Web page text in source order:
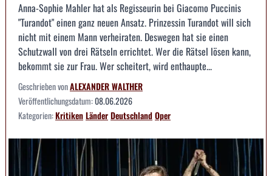
Anna-Sophie Mahler hat als Regisseurin bei Giacomo Puccinis
"Turandot" einen ganz neuen Ansatz. Prinzessin Turandot will sich
nicht mit einem Mann verheiraten. Deswegen hat sie einen
Schutzwall von drei Rätseln errichtet. Wer die Rätsel lösen kann,
bekommt sie zur Frau. Wer scheitert, wird enthaupte...
Geschrieben vonALEXANDER WALTHER
Veröffentlichungsdatum:08.06.2026
Kategorien:KritikenLänderDeutschlandOper